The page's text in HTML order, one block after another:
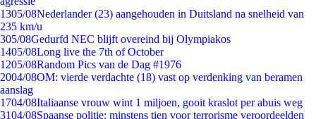
1305/08Nederlander (23) aangehouden in Duitsland na snelheid van
235 km/u
305/08Gedurfd NEC blijft overeind bij Olympiakos
1405/08Long live the 7th of October
1205/08Random Pics van de Dag #1976
2004/08OM: vierde verdachte (18) vast op verdenking van beramen
aanslag
1704/08Italiaanse vrouw wint 1 miljoen, gooit kraslot per abuis weg
3104/08Spaanse politie: minstens tien voor terrorisme veroordeelden